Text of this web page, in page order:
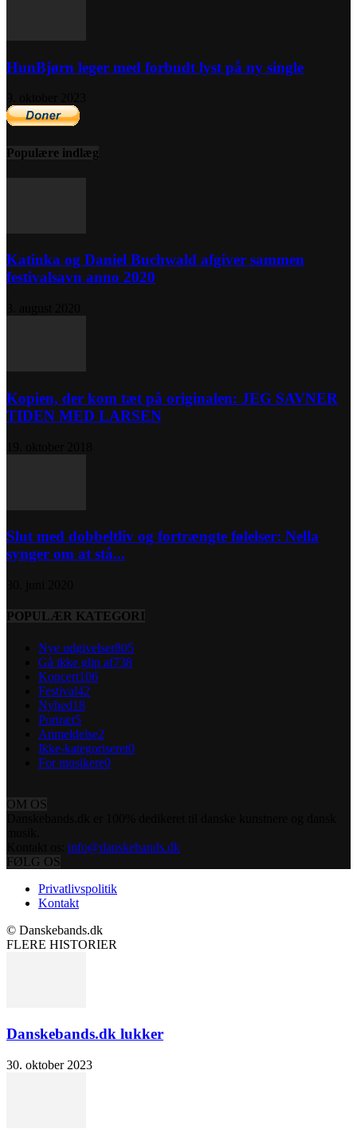
HunBjørn leger med forbudt lyst på ny single
Populære indlæg
Katinka og Daniel Buchwald afgiver sammen
festivalsavn anno 2020
Kopien, der kom tæt på originalen: JEG SAVNER
TIDEN MED LARSEN
Slut med dobbeltliv og fortrængte følelser: Nella
synger om at stå...
POPULÆR KATEGORI
Nye udgivelser805
Gå ikke glip af738
Koncert106
Festival42
Nyhed18
Portræt5
Anmeldelse2
Ikke-kategoriseret0
For musikere0
OM OS
info@danskebands.dk
FØLG OS
Privatlivspolitik
Kontakt
© Danskebands.dk
FLERE HISTORIER
Danskebands.dk lukker
30. oktober 2023